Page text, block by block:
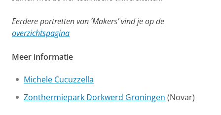
Eerdere portretten van ‘Makers’ vind je op de
overzichtspagina
Meer informatie
Michele Cucuzzella
Zonthermiepark Dorkwerd Groningen (Novar)